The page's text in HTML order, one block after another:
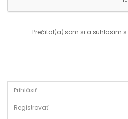
Prečítal(a) som si a súhlasím s
Prihlásiť
Registrovať